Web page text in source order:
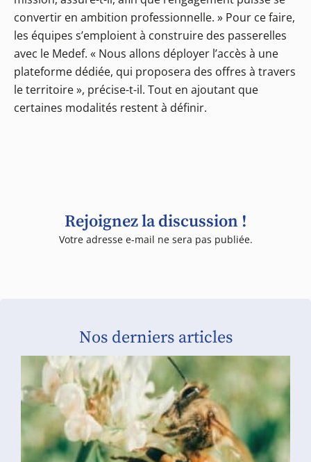
convertir en ambition professionnelle. » Pour ce faire,
les équipes s’emploient à construire des passerelles
avec le Medef. « Nous allons déployer l’accès à une
plateforme dédiée, qui proposera des offres à travers
le territoire », précise-t-il. Tout en ajoutant que
certaines modalités restent à définir.
Rejoignez la discussion !
Votre adresse e-mail ne sera pas publiée.
Nos derniers articles